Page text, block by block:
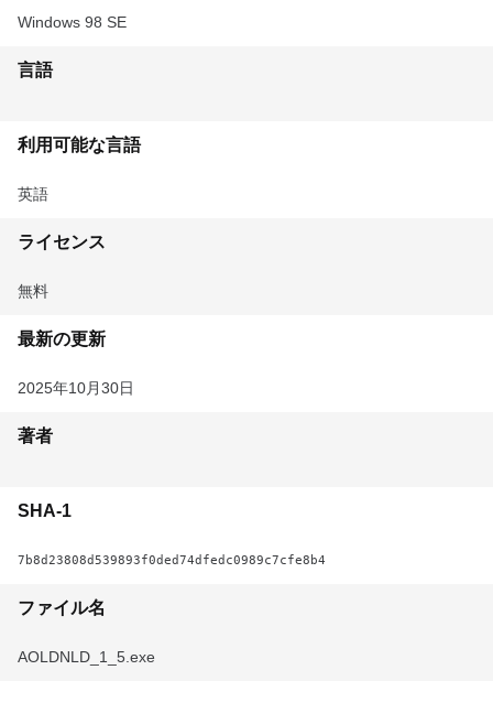
Windows 98 SE
言語
利用可能な言語
英語
ライセンス
無料
最新の更新
2025年10月30日
著者
SHA-1
7b8d23808d539893f0ded74dfedc0989c7cfe8b4
ファイル名
AOLDNLD_1_5.exe